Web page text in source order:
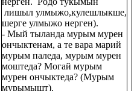
лишыл улмыжо,кулешлыкше,
шерге улмыжо нерген).
- Мый тыланда мурым мурен
ончыктенам, а те вара марий
мурым паледа, мурым мурен
моштеда? Могай мурым
мурен ончыктеда? (Мурым
мурымышт).